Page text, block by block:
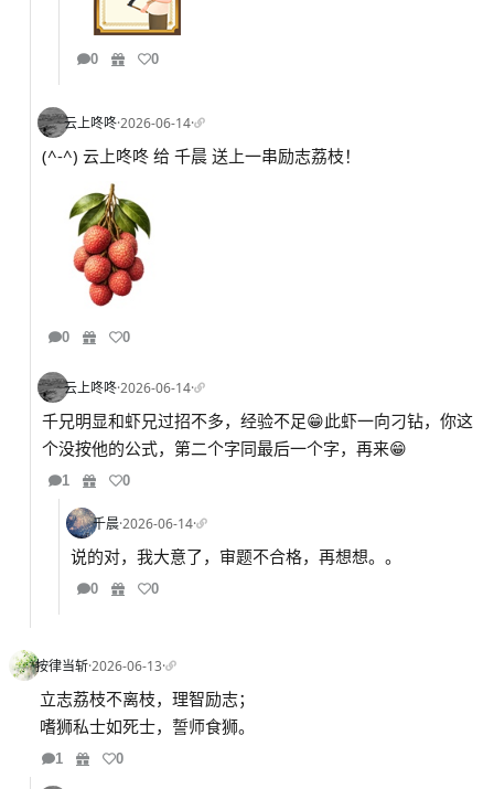
0 0
云上咚咚·2026-06-14·
(^-^) 云上咚咚 给 千晨 送上一串励志荔枝！
0 0
云上咚咚·2026-06-14·
千兄明显和虾兄过招不多，经验不足😁此虾一向刁钻，你这
个没按他的公式，第二个字同最后一个字，再来😁
1 0
千晨·2026-06-14·
说的对，我大意了，审题不合格，再想想。。
0 0
按律当斩·2026-06-13·
立志荔枝不离枝，理智励志；
嗜狮私士如死士，誓师食狮。
1 0